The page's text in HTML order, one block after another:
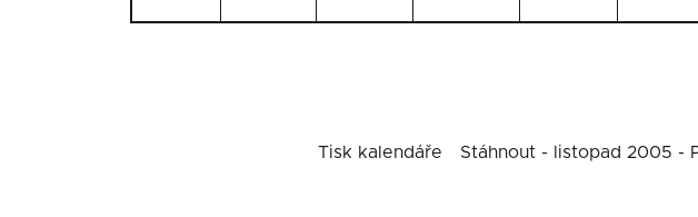
Tisk kalendáře Stáhnout - listopad 2005 -